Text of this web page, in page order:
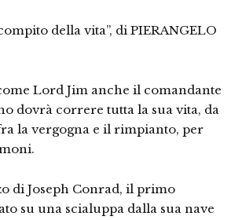
della vita”, di PIERANGELO
Lord Jim anche il comandante
dovrà correre tutta la sua vita, da
la vergogna e il rimpianto, per
di Joseph Conrad, il primo
su una scialuppa dalla sua nave